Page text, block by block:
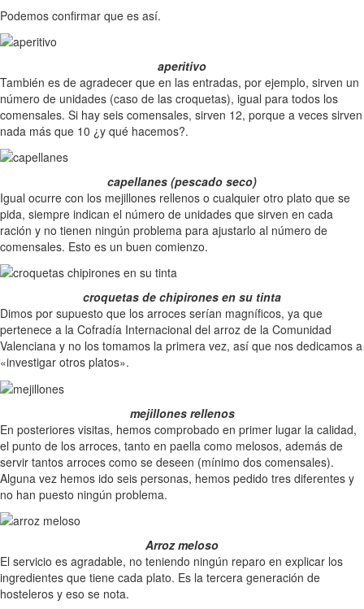
Podemos confirmar que es así.
aperitivo
También es de agradecer que en las entradas, por ejemplo, sirven un
número de unidades (caso de las croquetas), igual para todos los
comensales. Si hay seis comensales, sirven 12, porque a veces sirven
nada más que 10 ¿y qué hacemos?.
capellanes (pescado seco)
Igual ocurre con los mejillones rellenos o cualquier otro plato que se
pida, siempre indican el número de unidades que sirven en cada
ración y no tienen ningún problema para ajustarlo al número de
comensales. Esto es un buen comienzo.
croquetas de chipirones en su tinta
Dimos por supuesto que los arroces serían magníficos, ya que
pertenece a la Cofradía Internacional del arroz de la Comunidad
Valenciana y no los tomamos la primera vez, así que nos dedicamos a
«investigar otros platos».
mejillones rellenos
En posteriores visitas, hemos comprobado en primer lugar la calidad,
el punto de los arroces, tanto en paella como melosos, además de
servir tantos arroces como se deseen (mínimo dos comensales).
Alguna vez hemos ido seis personas, hemos pedido tres diferentes y
no han puesto ningún problema.
Arroz meloso
El servicio es agradable, no teniendo ningún reparo en explicar los
ingredientes que tiene cada plato. Es la tercera generación de
hosteleros y eso se nota.